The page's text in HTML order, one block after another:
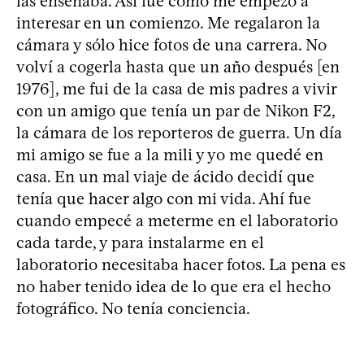
interesar en un comienzo. Me regalaron la
cámara y sólo hice fotos de una carrera. No
volví a cogerla hasta que un año después [en
1976], me fui de la casa de mis padres a vivir
con un amigo que tenía un par de Nikon F2,
la cámara de los reporteros de guerra. Un día
mi amigo se fue a la mili y yo me quedé en
casa. En un mal viaje de ácido decidí que
tenía que hacer algo con mi vida. Ahí fue
cuando empecé a meterme en el laboratorio
cada tarde, y para instalarme en el
laboratorio necesitaba hacer fotos. La pena es
no haber tenido idea de lo que era el hecho
fotográfico. No tenía conciencia.